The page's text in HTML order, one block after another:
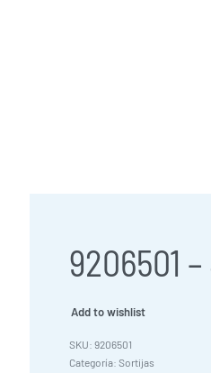
9206501
Add to wishlist
9206501
Categoría: Sortijas